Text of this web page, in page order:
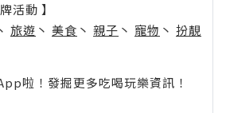
活動 】
旅遊 丶 美食 丶 親子 丶 寵物 丶 扮靚
啦！發掘更多吃喝玩樂資訊！